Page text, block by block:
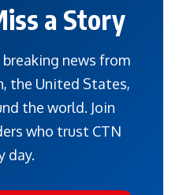
a Story
news from
the United States,
the world. Join
who trust CTN
day.